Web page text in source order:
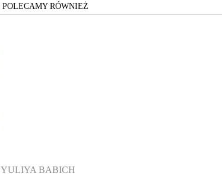
POLECAMY RÓWNIEŻ
YULIYA BABICH